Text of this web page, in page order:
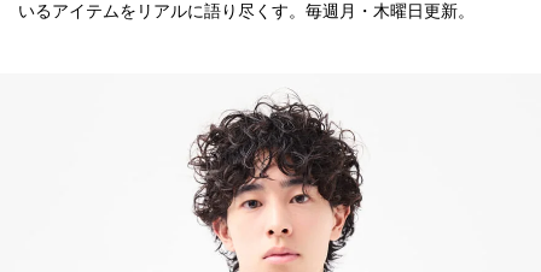
いるアイテムをリアルに語り尽くす。毎週月・木曜日更新。